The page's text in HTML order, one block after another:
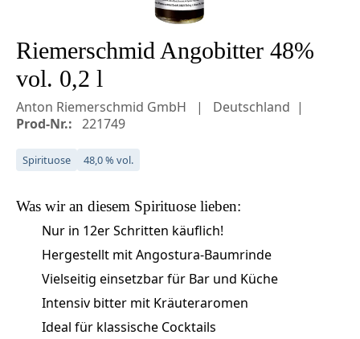
Riemerschmid Angobitter 48%
vol. 0,2 l
Anton Riemerschmid GmbH
Deutschland
Prod-Nr.: 221749
Spirituose 48,0 % vol.
Was wir an diesem Spirituose lieben:
Nur in 12er Schritten käuflich!
Hergestellt mit Angostura-Baumrinde
Vielseitig einsetzbar für Bar und Küche
Intensiv bitter mit Kräuteraromen
Ideal für klassische Cocktails